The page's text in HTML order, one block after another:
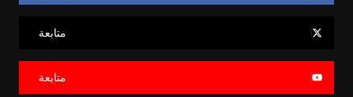
متابعة
متابعة